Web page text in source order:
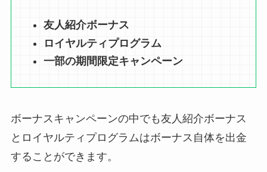
友人紹介ボーナス
ロイヤルティプログラム
一部の期間限定キャンペーン
ボーナスキャンペーンの中でも友人紹介ボーナス
とロイヤルティプログラムはボーナス自体を出金
することができます。